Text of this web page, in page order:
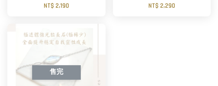
NT$ 2,190
NT$ 2,290
售完